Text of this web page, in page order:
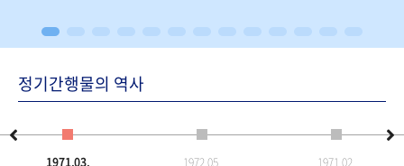
정기간행물의 역사
1971.03. 1972.05. 1971.02.